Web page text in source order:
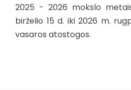
2025 - 2026 mokslo
birželio 15 d. iki 2026 m.
vasaros atostogos.